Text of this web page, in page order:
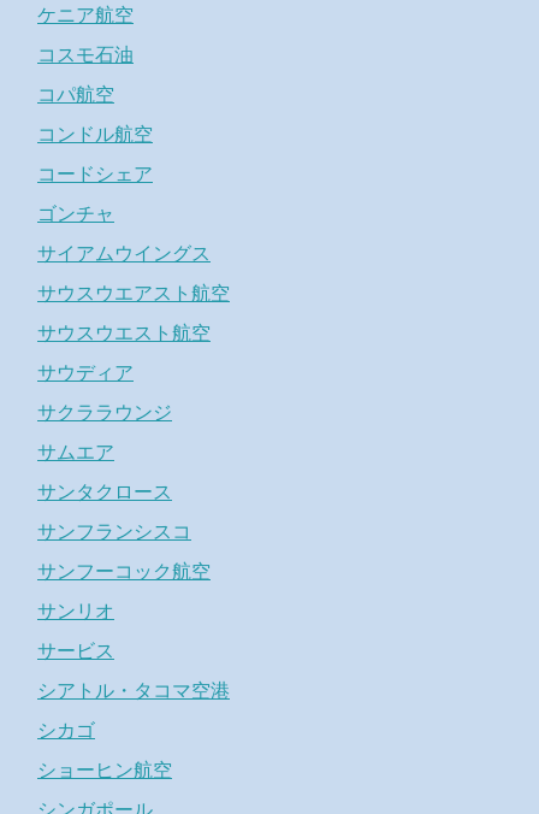
ケニア航空
コスモ石油
コパ航空
コンドル航空
コードシェア
ゴンチャ
サイアムウイングス
サウスウエアスト航空
サウスウエスト航空
サウディア
サクララウンジ
サムエア
サンタクロース
サンフランシスコ
サンフーコック航空
サンリオ
サービス
シアトル・タコマ空港
シカゴ
ショーヒン航空